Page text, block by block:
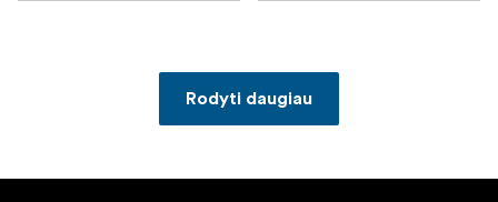
Rodyti daugiau